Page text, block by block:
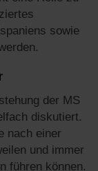
sowie
der MS
diskutiert.
nach einer
und immer
führen können.